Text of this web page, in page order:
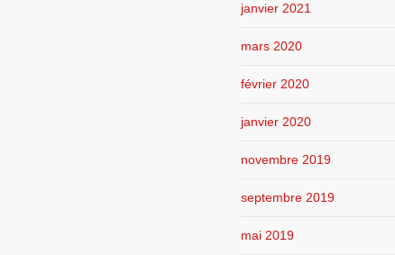
janvier 2021
mars 2020
février 2020
janvier 2020
novembre 2019
septembre 2019
mai 2019